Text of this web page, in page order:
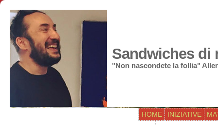
Sandwiches di
"Non nascondete la follia"
HOME INIZIATIVE